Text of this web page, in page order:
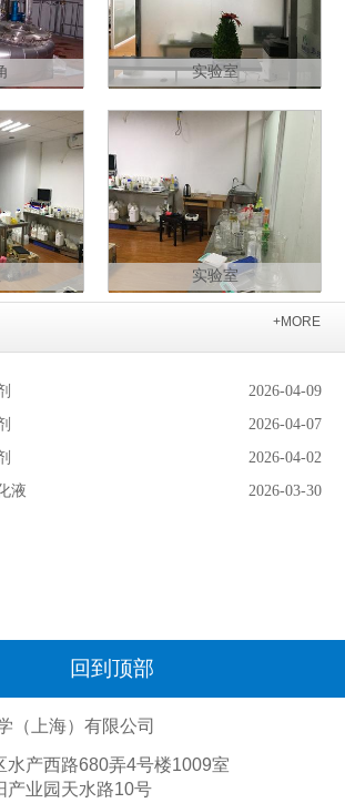
实验室
实验室
+MORE
2026-04-09
2026-04-07
2026-04-02
2026-03-30
液
回到顶部
（上海）有限公司
水产西路680弄4号楼1009室
产业园天水路10号